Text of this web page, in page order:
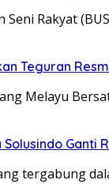
Seni Rakyat
Teguran
Melayu
Solusindo
tergabung